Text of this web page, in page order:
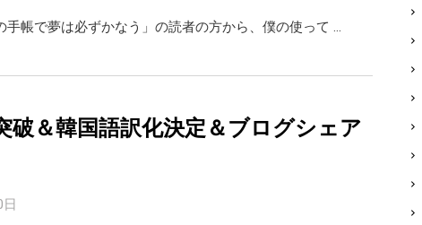
手帳で夢は必ずかなう」の読者の方から、僕の使って …
破＆韓国語訳化決定＆ブログシェア